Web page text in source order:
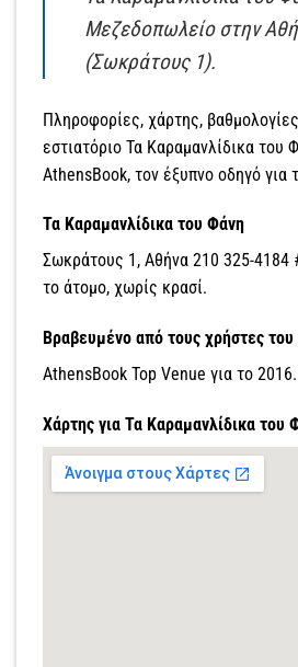
Μεζεδοπωλείο στην
(Σωκράτους 1).
Πληροφορίες, χάρτης,
εστιατόριο Τα Καραμανλίδικα του
AthensBook, τον έξυπνο οδηγό για
Τα Καραμανλίδικα του Φάνη
Σωκράτους 1, Αθήνα 210 325-4184
το άτομο, χωρίς κρασί.
Βραβευμένο από τους χρήστες
AthensBook Top Venue για το 2016.
Χάρτης για Τα Καραμανλίδικα του